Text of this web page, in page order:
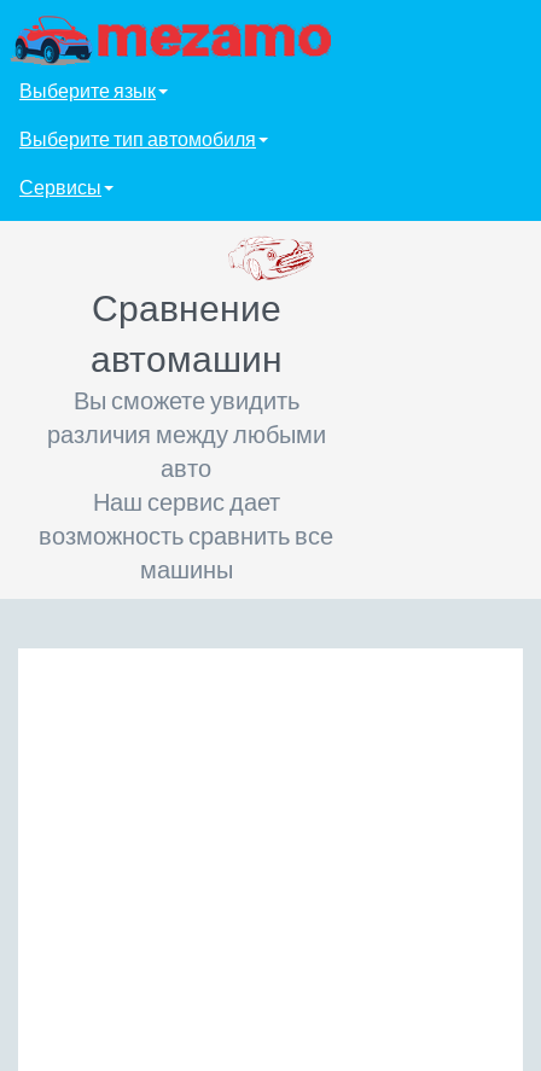
Выберите язык
Выберите тип автомобиля
Сервисы
Сравнение
автомашин
Вы сможете увидить
различия между любыми
авто
Наш сервис дает
возможность сравнить все
машины